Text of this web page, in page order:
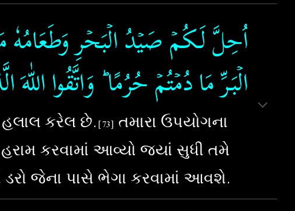
اُحِلَّ لَـكُمۡ صَيۡدُ الۡبَحۡرِ وَطَعَامُهٗ
الۡبَـرِّ مَا دُمۡتُمۡ حُرُمًا​ ؕ وَاتَّقُوا
હલાલ કરેલ છે.[73] તમારા ઉપયોગના
કરવામાં આવ્યો જ્યાં સુધી તમે
જેના પાસે ભેગા કરવામાં આવશે.